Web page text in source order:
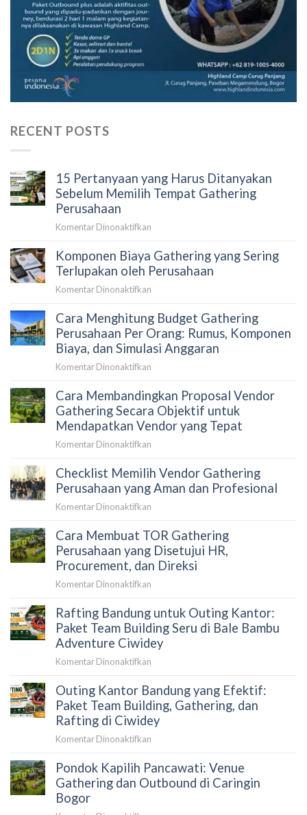
RECENT POSTS
15 Pertanyaan yang Harus Ditanyakan
Sebelum Memilih Tempat Gathering
Perusahaan
Komentar Dinonaktifkan
Pertanyaan
yang
Memilih
Tempat
Gathering
Komponen Biaya Gathering yang Sering
Terlupakan oleh Perusahaan
Komentar Dinonaktifkan
Biaya
Gathering
yang
Perusahaan
Cara Menghitung Budget Gathering
Perusahaan Per Orang: Rumus, Komponen
Biaya, dan Simulasi Anggaran
Komentar Dinonaktifkan
Menghitung
Budget
Gathering
Perusahaan
Rumus,
Komponen
Simulasi
Anggaran
Cara Membandingkan Proposal Vendor
Gathering Secara Objektif untuk
Mendapatkan Vendor yang Tepat
Komentar Dinonaktifkan
Membandingkan
Proposal
Objektif
untuk
Mendapatkan
Tepat
Checklist Memilih Vendor Gathering
Perusahaan yang Aman dan Profesional
Komentar Dinonaktifkan
Memilih
Vendor
Gathering
dan
Profesional
Cara Membuat TOR Gathering
Perusahaan yang Disetujui HR,
Procurement, dan Direksi
Komentar Dinonaktifkan
Membuat
TOR
Gathering
Perusahaan
HR,
Procurement,
dan
Rafting Bandung untuk Outing Kantor:
Paket Team Building Seru di Bale Bambu
Adventure Ciwidey
Komentar Dinonaktifkan
Bandung
untuk
Outing
Kantor:
Building
Seru
Outing Kantor Bandung yang Efektif:
Paket Team Building, Gathering, dan
Rafting di Ciwidey
Komentar Dinonaktifkan
Kantor
Bandung
Pondok Kapilih Pancawati: Venue
Gathering dan Outbound di Caringin
Bogor